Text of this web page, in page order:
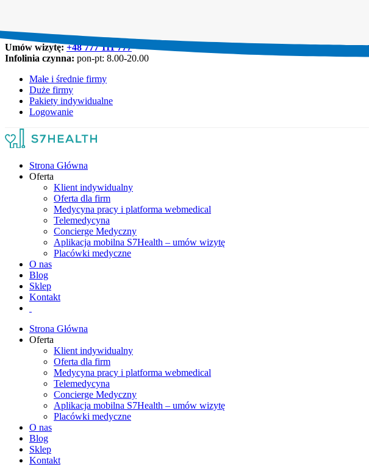
Umów wizytę:+48 777 111 777
Infolinia czynna: pon-pt: 8.00-20.00
Małe i średnie firmy
Duże firmy
Pakiety indywidualne
Logowanie
Strona Główna
Oferta
Klient indywidualny
Oferta dla firm
Medycyna pracy i platforma webmedical
Telemedycyna
Concierge Medyczny
Aplikacja mobilna S7Health – umów wizytę
Placówki medyczne
O nas
Blog
Sklep
Kontakt
Strona Główna
Oferta
Klient indywidualny
Oferta dla firm
Medycyna pracy i platforma webmedical
Telemedycyna
Concierge Medyczny
Aplikacja mobilna S7Health – umów wizytę
Placówki medyczne
O nas
Blog
Sklep
Kontakt